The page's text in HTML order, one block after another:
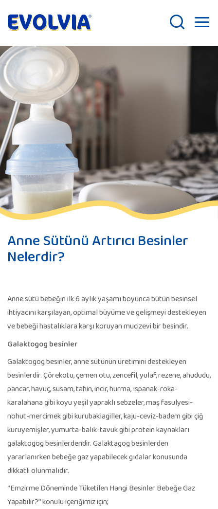
Anne Sütünü Artırıcı Besinler
Nelerdir?
Anne sütü bebeğin ilk 6 aylık yaşamı boyunca bütün besinsel
ihtiyacını karşılayan, optimal büyüme ve gelişmeyi destekleyen
ve bebeği hastalıklara karşı koruyan mucizevi bir besindir.
Galaktogog besinler
Galaktogog besinler, anne sütünün üretimini destekleyen
besinlerdir. Çörekotu, çemen otu, zencefil, yulaf, rezene, ahududu,
pancar, havuç, susam, tahin, incir, hurma, ıspanak-roka-
karalahana gibi koyu yeşil yapraklı sebzeler, maş fasulyesi-
nohut-mercimek gibi kurubaklagiller, kaju-ceviz-badem gibi çiğ
kuruyemişler, yumurta-balık-tavuk gibi protein kaynakları
galaktogog besinlerdendir. Galaktagog besinlerden
yararlanırken bebeğe gaz yapabilecek gıdalar konusunda
dikkatli olunmalıdır.
‘’Emzirme Döneminde Tüketilen Hangi Besinler Bebeğe Gaz
Yapabilir?’’ konulu içeriğimiz için;